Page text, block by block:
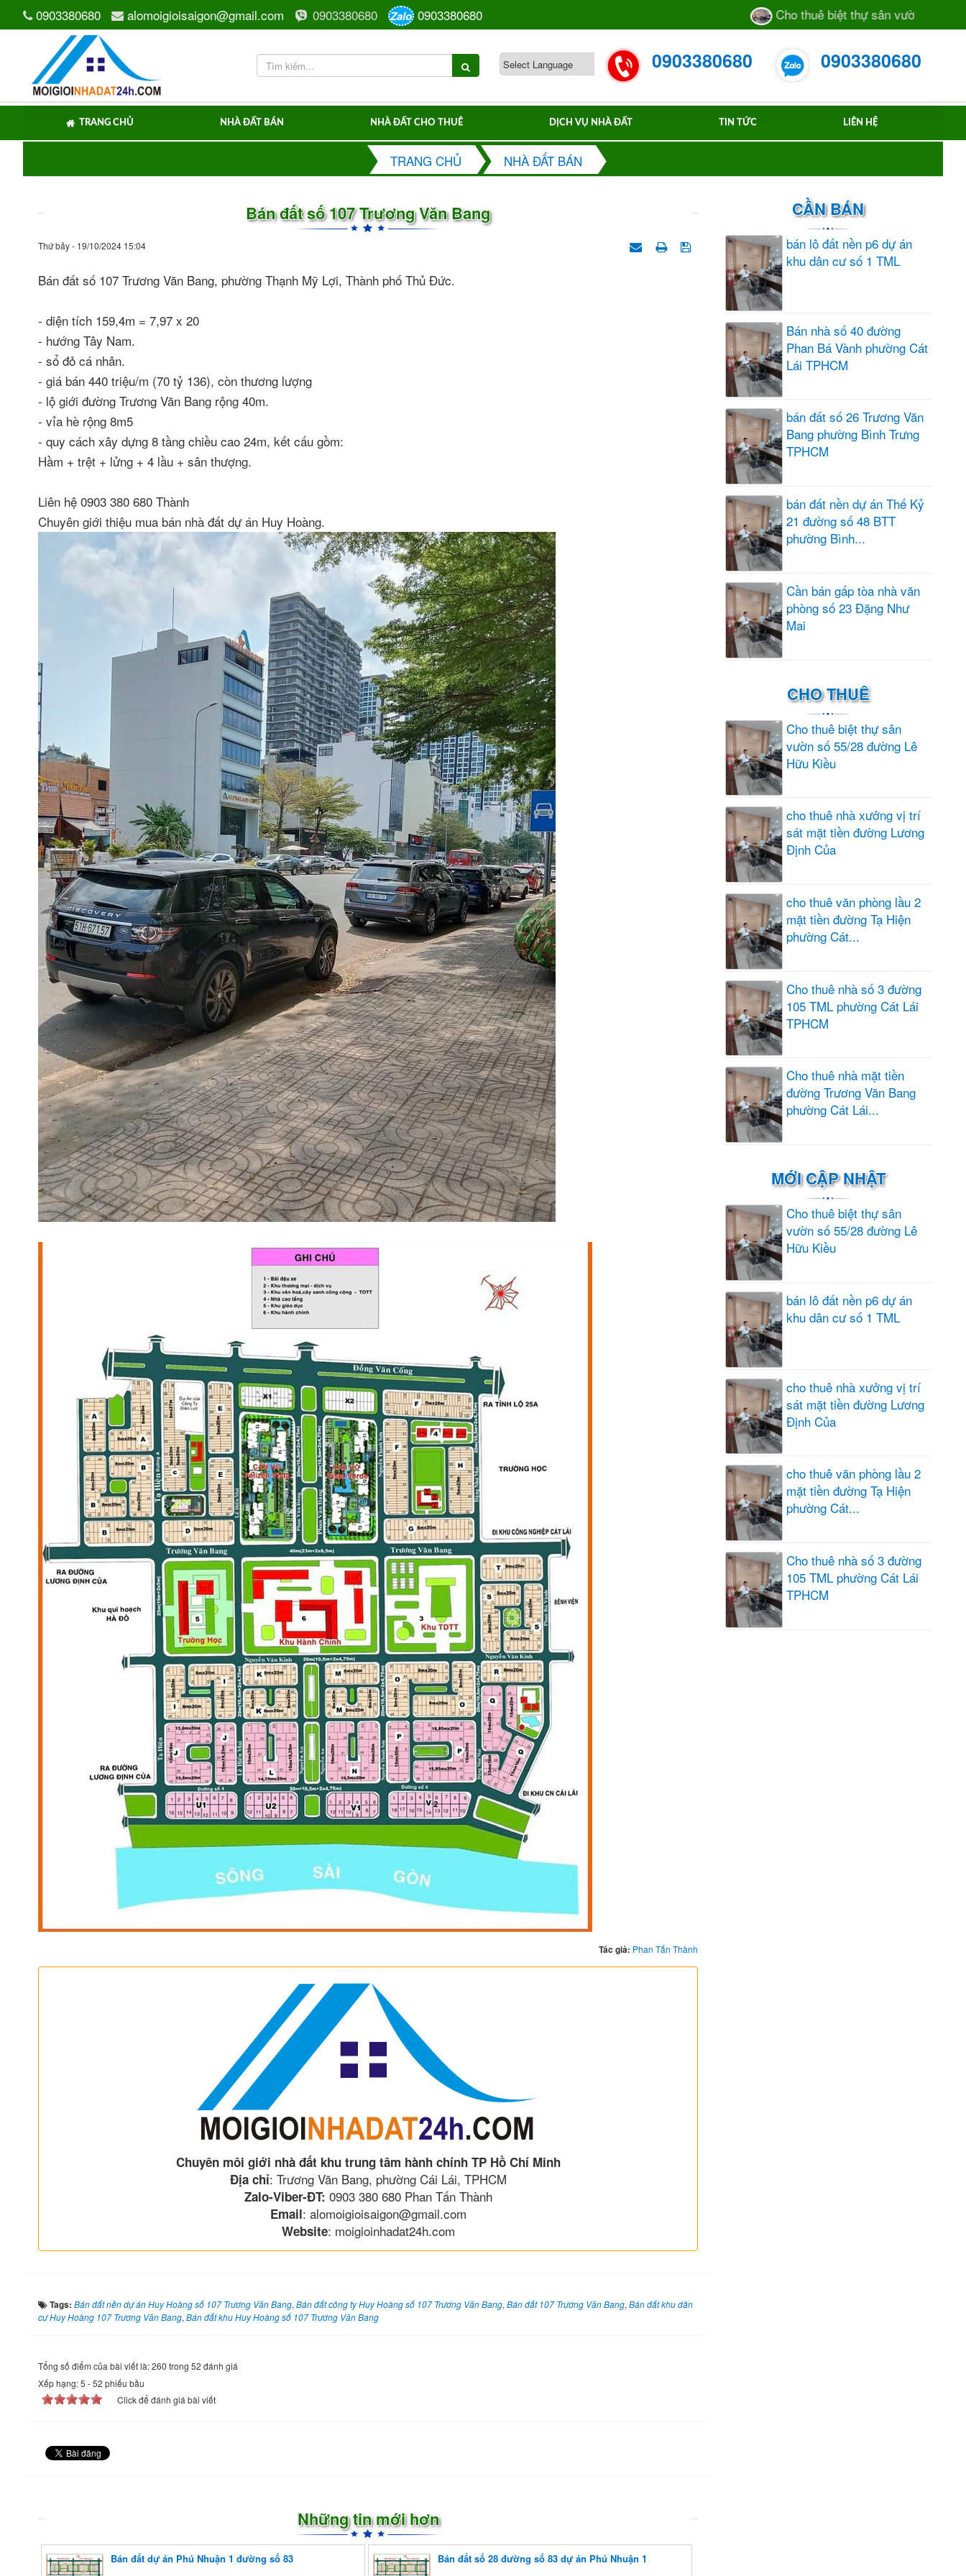
0903380680 alomoigioisaigon@gmail.com 0903380680 Zalo 0903380680 Cho thuê biệt thự sân vườn số 55/28
0903380680 0903380680
TRANG CHỦ NHÀ ĐẤT BÁN NHÀ ĐẤT CHO THUÊ DỊCH VỤ NHÀ ĐẤT TIN TỨC LIÊN HỆ
TRANG CHỦ NHÀ ĐẤT BÁN
Bán đất số 107 Trương Văn Bang
Thứ bảy - 19/10/2024 15:04
Bán đất số 107 Trương Văn Bang, phường Thạnh Mỹ Lợi, Thành phố Thủ Đức.
- diện tích 159,4m = 7,97 x 20
- hướng Tây Nam.
- sổ đỏ cá nhân.
- giá bán 440 triệu/m (70 tỷ 136), còn thương lượng
- lộ giới đường Trương Văn Bang rộng 40m.
- vỉa hè rộng 8m5
- quy cách xây dựng 8 tầng chiều cao 24m, kết cấu gồm:
Hầm + trệt + lửng + 4 lầu + sân thượng.
Liên hệ 0903 380 680 Thành
Chuyên giới thiệu mua bán nhà đất dự án Huy Hoàng.
Tác giả: Phan Tấn Thành
Chuyên môi giới nhà đất khu trung tâm hành chính TP Hồ Chí Minh
Địa chỉ: Trương Văn Bang, phường Cái Lái, TPHCM
Zalo-Viber-ĐT: 0903 380 680 Phan Tấn Thành
Email: alomoigioisaigon@gmail.com
Website: moigioinhadat24h.com
Tags: Bán đất nền dự án Huy Hoàng số 107 Trương Văn Bang, Bán đất công ty Huy Hoàng số 107 Trương Văn Bang, Bán đất 107 Trương Văn Bang, Bán đất khu dân
cư Huy Hoàng 107 Trương Văn Bang, Bán đất khu Huy Hoàng số 107 Trương Văn Bang
Tổng số điểm của bài viết là: 260 trong 52 đánh giá
Xếp hạng:5 -52 phiếu bầu
Click để đánh giá bài viết
Những tin mới hơn
Bán đất dự án Phú Nhuận 1 đường số 83 Bán đất số 28 đường số 83 dự án Phú Nhuận 1
CẦN BÁN
bán lô đất nền p6 dự án
khu dân cư số 1 TML
Bán nhà số 40 đường
Phan Bá Vành phường Cát
Lái TPHCM
bán đất số 26 Trương Văn
Bang phường Bình Trưng
TPHCM
bán đất nền dự án Thế Kỷ
21 đường số 48 BTT
phường Bình...
Cần bán gấp tòa nhà văn
phòng số 23 Đặng Như
Mai
CHO THUÊ
Cho thuê biệt thự sân
vườn số 55/28 đường Lê
Hữu Kiều
cho thuê nhà xưởng vị trí
sát mặt tiền đường Lương
Định Của
cho thuê văn phòng lầu 2
mặt tiền đường Tạ Hiện
phường Cát...
Cho thuê nhà số 3 đường
105 TML phường Cát Lái
TPHCM
Cho thuê nhà mặt tiền
đường Trương Văn Bang
phường Cát Lái...
MỚI CẬP NHẬT
Cho thuê biệt thự sân
vườn số 55/28 đường Lê
Hữu Kiều
bán lô đất nền p6 dự án
khu dân cư số 1 TML
cho thuê nhà xưởng vị trí
sát mặt tiền đường Lương
Định Của
cho thuê văn phòng lầu 2
mặt tiền đường Tạ Hiện
phường Cát...
Cho thuê nhà số 3 đường
105 TML phường Cát Lái
TPHCM